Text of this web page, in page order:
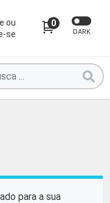
ou
se
0
DARK
para a sua